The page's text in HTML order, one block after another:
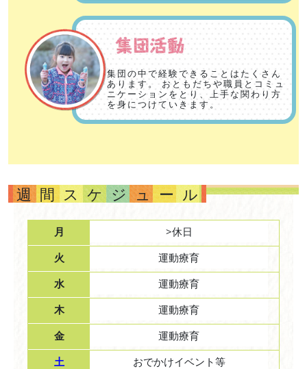
集団の中で経験できることはたくさん
あります。 おともだちや職員とコミュ
ニケーションをとり、上手な関わり方
を身につけていきます。
週間スケジュール
月
>休日
火
運動療育
水
運動療育
木
運動療育
金
運動療育
土
おでかけイベント等